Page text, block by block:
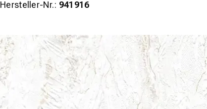
Hersteller-Nr.: 941916